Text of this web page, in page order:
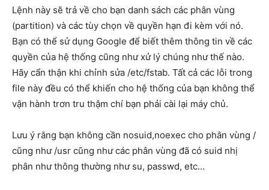
Lệnh này sẽ trả về cho bạn danh sách các phân vùng
(partition) và các tùy chọn về quyền hạn đi kèm với nó.
Bạn có thể sử dụng Google để biết thêm thông tin về các
quyền của hệ thống cũng như xử lý chúng như thế nào.
Hãy cẩn thận khi chỉnh sửa /etc/fstab. Tất cả các lỗi trong
file này đều có thể khiến cho hệ thống của bạn không thể
vận hành trơn tru thậm chí bạn phải cài lại máy chủ.
Lưu ý rằng bạn không cần nosuid,noexec cho phân vùng /
cũng như /usr cũng như các phân vùng đã có suid nhị
phân như thông thường như su, passwd, etc…